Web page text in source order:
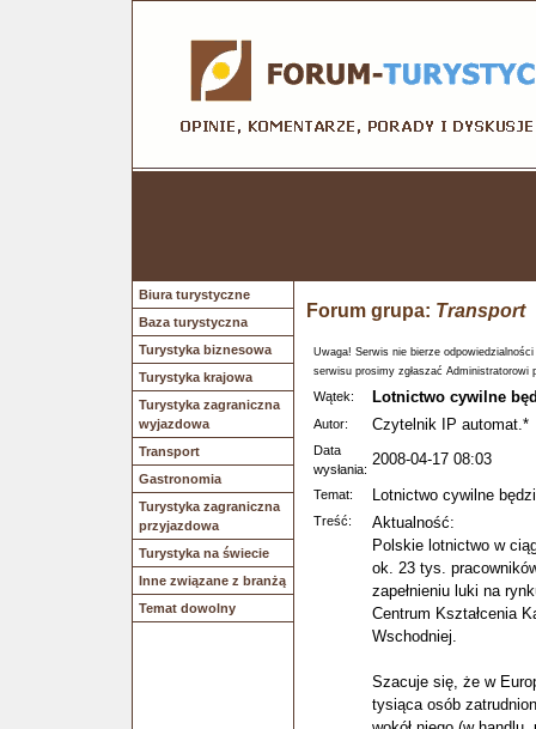
Biura turystyczne
Baza turystyczna
Turystyka biznesowa
Turystyka krajowa
Turystyka zagraniczna
wyjazdowa
Transport
Gastronomia
Turystyka zagraniczna
przyjazdowa
Turystyka na świecie
Inne związane z branżą
Temat dowolny
Forum grupa: Transport
Uwaga! Serwis nie bierze
serwisu prosimy zgłaszać Administratorowi
Wątek: Lotnictwo cywilne
Autor: Czytelnik IP automat.*
Data
wysłania:
2008-04-17 08:03
Temat: Lotnictwo cywilne
Treść:
Aktualność:
Polskie lotnictwo w
ok. 23 tys.
zapełnieniu luki na
Centrum Kształcenia
Wschodniej.
Szacuje się, że w
tysiąca osób